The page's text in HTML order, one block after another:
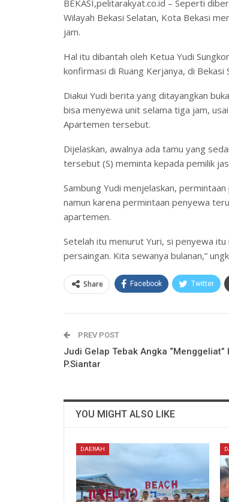
BEKASI,pelitarakyat.co.id – Seperti
Wilayah Bekasi Selatan, Kota Bekasi
jam.
Hal itu dibantah oleh Ketua Yudi
konfirmasi di Ruang Kerjanya, di
Diakui Yudi berita yang ditayangkan
bisa menyewa unit selama tiga jam,
Apartemen tersebut.
Dijelaskan, awalnya ada tamu yang
tersebut (S) meminta kepada pemilik
Sambung Yudi menjelaskan,
namun karena permintaan penyewa
apartemen.
Setelah itu menurut Yuri, si penyewa
persaingan. Kita sewanya bulanan,”
Share Facebook Twitter
PREV POST
Judi Gelap Tebak Angka “Menggeliat”
P.Siantar
YOU MIGHT ALSO LIKE
DAERAH